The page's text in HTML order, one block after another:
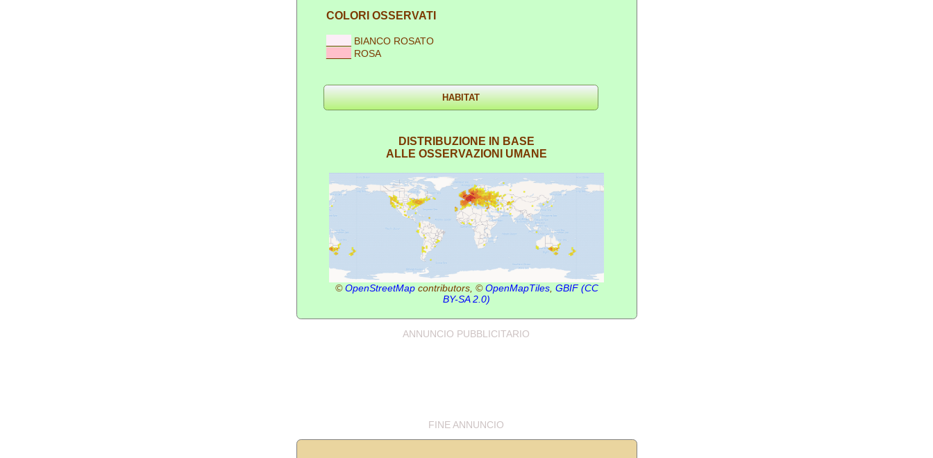
COLORI OSSERVATI
BIANCO ROSATO
ROSA
DISTRIBUZIONE IN BASE
ALLE OSSERVAZIONI UMANE
©OpenStreetMapcontributors, ©OpenMapTiles, GBIF (CC
BY-SA 2.0)
ANNUNCIO PUBBLICITARIO
FINE ANNUNCIO